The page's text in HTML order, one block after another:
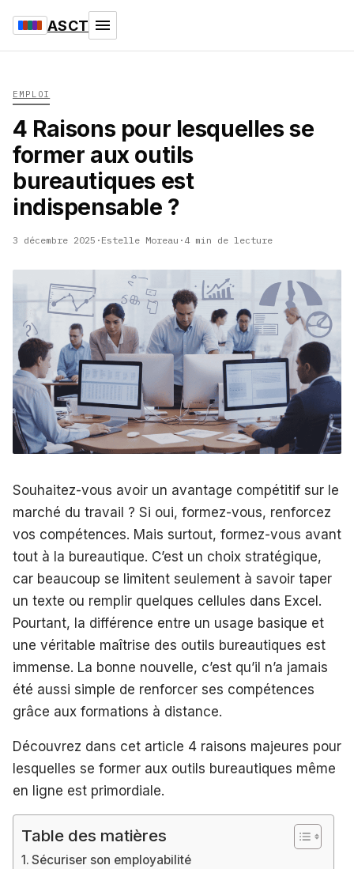
ASCT
EMPLOI
4 Raisons pour lesquelles se
former aux outils
bureautiques est
indispensable ?
3 décembre 2025 · Estelle Moreau · 4 min de lecture
Souhaitez-vous avoir un avantage compétitif sur le
marché du travail ? Si oui, formez-vous, renforcez
vos compétences. Mais surtout, formez-vous avant
tout à la bureautique. C’est un choix stratégique,
car beaucoup se limitent seulement à savoir taper
un texte ou remplir quelques cellules dans Excel.
Pourtant, la différence entre un usage basique et
une véritable maîtrise des outils bureautiques est
immense. La bonne nouvelle, c’est qu’il n’a jamais
été aussi simple de renforcer ses compétences
grâce aux formations à distance.
Découvrez dans cet article 4 raisons majeures pour
lesquelles se former aux outils bureautiques même
en ligne est primordiale.
Table des matières
Sécuriser son employabilité